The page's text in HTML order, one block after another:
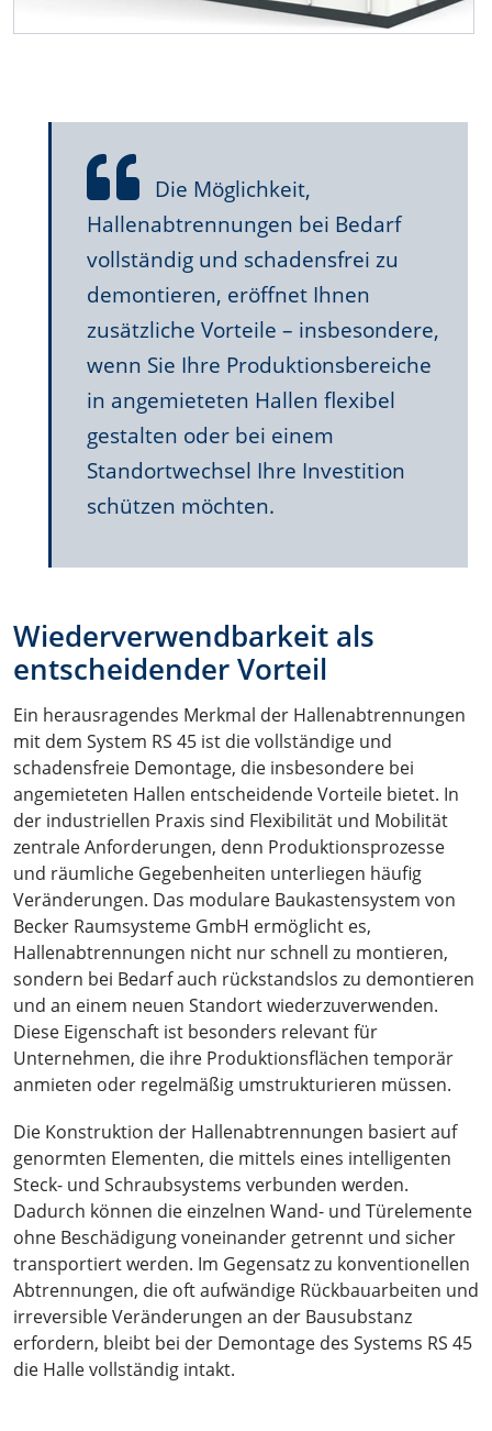
Die Möglichkeit,
Hallenabtrennungen bei Bedarf
vollständig und schadensfrei zu
demontieren, eröffnet Ihnen
zusätzliche Vorteile – insbesondere,
wenn Sie Ihre Produktionsbereiche
in angemieteten Hallen flexibel
gestalten oder bei einem
Standortwechsel Ihre Investition
schützen möchten.
Wiederverwendbarkeit als
entscheidender Vorteil
Ein herausragendes Merkmal der Hallenabtrennungen
mit dem System RS 45 ist die vollständige und
schadensfreie Demontage, die insbesondere bei
angemieteten Hallen entscheidende Vorteile bietet. In
der industriellen Praxis sind Flexibilität und Mobilität
zentrale Anforderungen, denn Produktionsprozesse
und räumliche Gegebenheiten unterliegen häufig
Veränderungen. Das modulare Baukastensystem von
Becker Raumsysteme GmbH ermöglicht es,
Hallenabtrennungen nicht nur schnell zu montieren,
sondern bei Bedarf auch rückstandslos zu demontieren
und an einem neuen Standort wiederzuverwenden.
Diese Eigenschaft ist besonders relevant für
Unternehmen, die ihre Produktionsflächen temporär
anmieten oder regelmäßig umstrukturieren müssen.
Die Konstruktion der Hallenabtrennungen basiert auf
genormten Elementen, die mittels eines intelligenten
Steck- und Schraubsystems verbunden werden.
Dadurch können die einzelnen Wand- und Türelemente
ohne Beschädigung voneinander getrennt und sicher
transportiert werden. Im Gegensatz zu konventionellen
Abtrennungen, die oft aufwändige Rückbauarbeiten und
irreversible Veränderungen an der Bausubstanz
erfordern, bleibt bei der Demontage des Systems RS 45
die Halle vollständig intakt.